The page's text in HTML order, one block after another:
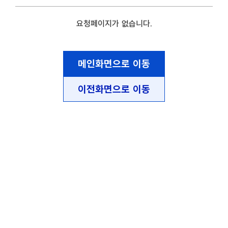
요청페이지가 없습니다.
메인화면으로 이동
이전화면으로 이동